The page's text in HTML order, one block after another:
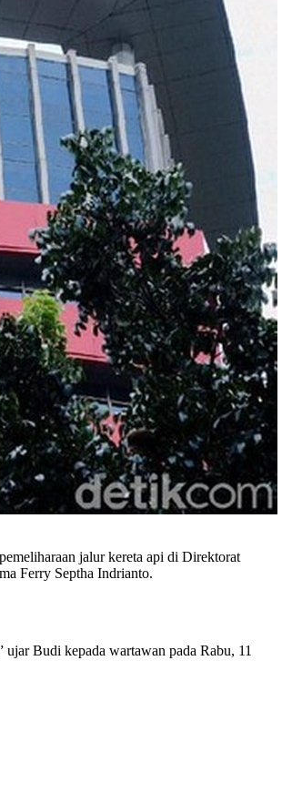
jalur kereta api di Direktorat
Ferry Septha Indrianto.
Budi kepada wartawan pada Rabu, 11